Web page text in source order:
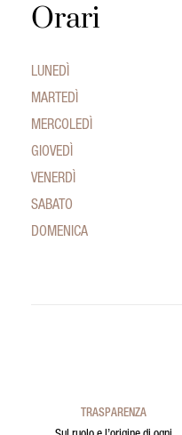
Orari
LUNEDÌ
MARTEDÌ
MERCOLEDÌ
GIOVEDÌ
VENERDÌ
SABATO
DOMENICA
TRASPARENZA